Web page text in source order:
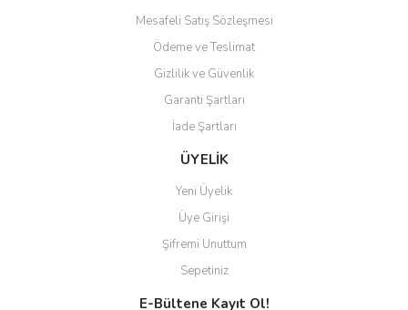
Mesafeli Satış Sözleşmesi
Ödeme ve Teslimat
Gizlilik ve Güvenlik
Garanti Şartları
İade Şartları
ÜYELİK
Yeni Üyelik
Üye Girişi
Şifremi Unuttum
Sepetiniz
E-Bültene Kayıt Ol!